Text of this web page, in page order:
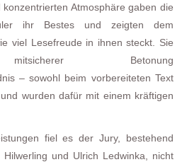
Atmosphäregaben die
ihr Bestes und zeigtendem
viel Lesefreude in ihnen steckt. Sie
mitsicherer Betonung
– sowohl beim vorbereiteten Text
wurden dafür mit einem kräftigen
fiel es der Jury, bestehend
Hilwerling und Ulrich Ledwinka
nicht